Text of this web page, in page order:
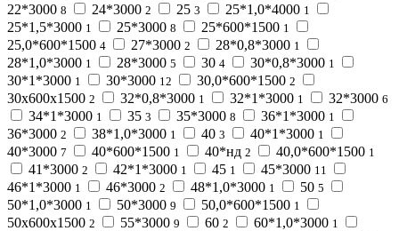
22*3000 8 24*3000 2 25 3 25*1,0*4000 1
25*1,5*3000 1 25*3000 8 25*600*1500 1
25,0*600*1500 4 27*3000 2 28*0,8*3000 1
28*1,0*3000 1 28*3000 5 30 4 30*0,8*3000 1
30*1*3000 1 30*3000 12 30,0*600*1500 2
30х600х1500 2 32*0,8*3000 1 32*1*3000 1 32*3000 6
34*1*3000 1 35 3 35*3000 8 36*1*3000 1
36*3000 2 38*1,0*3000 1 40 3 40*1*3000 1
40*3000 7 40*600*1500 1 40*нд 2 40,0*600*1500 1
41*3000 2 42*1*3000 1 45 1 45*3000 11
46*1*3000 1 46*3000 2 48*1,0*3000 1 50 5
50*1,0*3000 1 50*3000 9 50,0*600*1500 1
50х600х1500 2 55*3000 9 60 2 60*1,0*3000 1